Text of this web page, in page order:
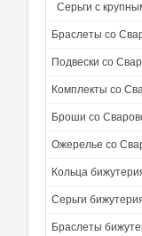
Серьги с
Браслеты со
Подвески со
Комплекты со
Броши со
Ожерелье со
Кольца
Серьги
Браслеты